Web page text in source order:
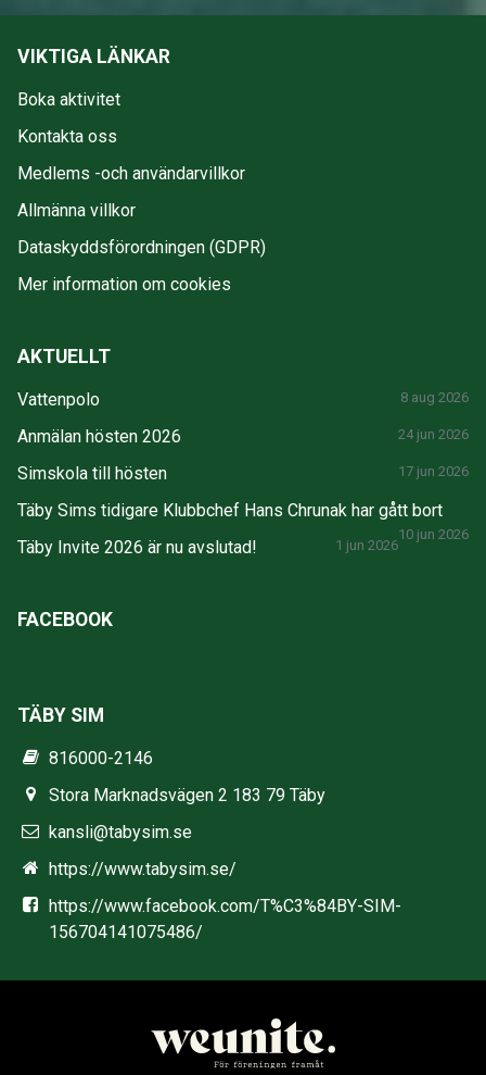
VIKTIGA LÄNKAR
Boka aktivitet
Kontakta oss
Medlems -och användarvillkor
Allmänna villkor
Dataskyddsförordningen (GDPR)
Mer information om cookies
AKTUELLT
Vattenpolo 8 aug 2026
Anmälan hösten 2026 24 jun 2026
Simskola till hösten 17 jun 2026
Täby Sims tidigare Klubbchef Hans Chrunak har gått bort
10 jun 2026
Täby Invite 2026 är nu avslutad! 1 jun 2026
FACEBOOK
TÄBY SIM
816000-2146
Stora Marknadsvägen 2 183 79 Täby
kansli@tabysim.se
https://www.tabysim.se/
https://www.facebook.com/T%C3%84BY-SIM-
156704141075486/